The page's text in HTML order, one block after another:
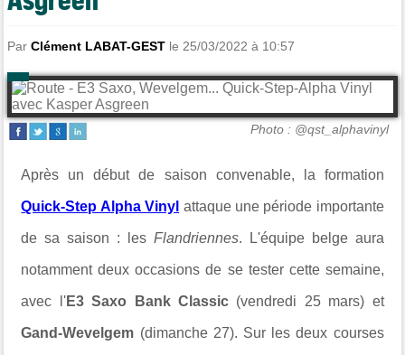
ParClément LABAT-GEST le 25/03/2022 à 10:57
Photo : @qst_alphavinyl
Après un début de saison convenable, la formation
Quick-Step Alpha Vinyl attaque une période importante
de sa saison : les Flandriennes. L'équipe belge aura
notamment deux occasions de se tester cette semaine,
avec l'E3 Saxo Bank Classic (vendredi 25 mars) et
Gand-Wevelgem (dimanche 27). Sur les deux courses